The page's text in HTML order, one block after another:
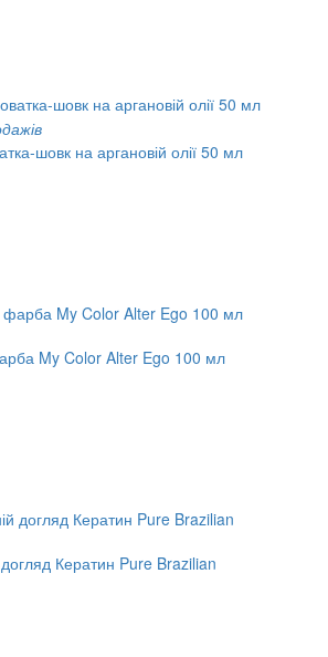
шовк на аргановій олії 50 мл
My Color Alter Ego 100 мл
Кератин Pure Brazilian